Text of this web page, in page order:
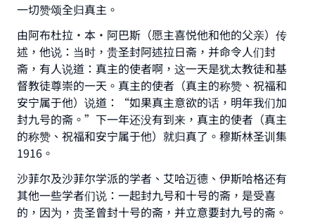
一切赞颂全归真主。
由阿布杜拉·本·阿巴斯（愿主喜悦他和他的父亲）传
述，他说：当时，贵圣封阿述拉日斋，并命令人们封
斋，有人说道：真主的使者啊，这一天是犹太教徒和基
督教徒尊崇的一天。真主的使者（真主的称赞、祝福和
安宁属于他）说道：“如果真主意欲的话，明年我们加
封九号的斋。”下一年还没有到来，真主的使者（真主
的称赞、祝福和安宁属于他）就归真了。穆斯林圣训集
1916。
沙菲尔及沙菲尔学派的学者、艾哈迈德、伊斯哈格还有
其他一些学者们说：一起封九号和十号的斋，是受喜
的，因为，贵圣曾封十号的斋，并立意要封九号的斋。